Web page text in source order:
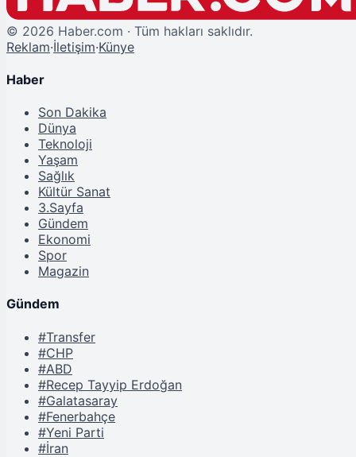
© 2026 Haber.com · Tüm hakları saklıdır.
Reklam·İletişim·Künye
Haber
Son Dakika
Dünya
Teknoloji
Yaşam
Sağlık
Kültür Sanat
3.Sayfa
Gündem
Ekonomi
Spor
Magazin
Gündem
#Transfer
#CHP
#ABD
#Recep Tayyip Erdoğan
#Galatasaray
#Fenerbahçe
#Yeni Parti
#İran